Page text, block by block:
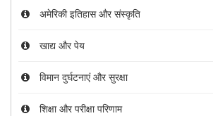
अमेरिकी इतिहास और संस्कृति
खाद्य और पेय
विमान दुर्घटनाएं और सुरक्षा
शिक्षा और परीक्षा परिणाम